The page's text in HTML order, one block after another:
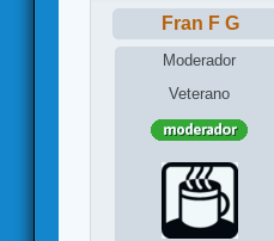
Fran F G
Moderador
Veterano